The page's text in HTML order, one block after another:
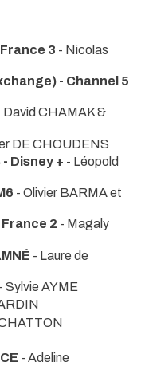
France 3 - Nicolas
- Channel 5
David CHAMAK &
DE CHOUDENS
- Disney + - Léopold
- Olivier BARMA et
France 2 - Magaly
- Laure de
- Sylvie AYME
- Adeline